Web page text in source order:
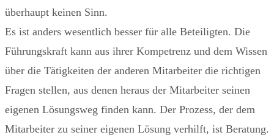
überhaupt keinen Sinn.
Es ist anders wesentlich besser für alle Beteiligten. Die
Führungskraft kann aus ihrer Kompetrenz und dem Wissen
über die Tätigkeiten der anderen Mitarbeiter die richtigen
Fragen stellen, aus denen heraus der Mitarbeiter seinen
eigenen Lösungsweg finden kann. Der Prozess, der dem
Mitarbeiter zu seiner eigenen Lösung verhilft, ist Beratung.